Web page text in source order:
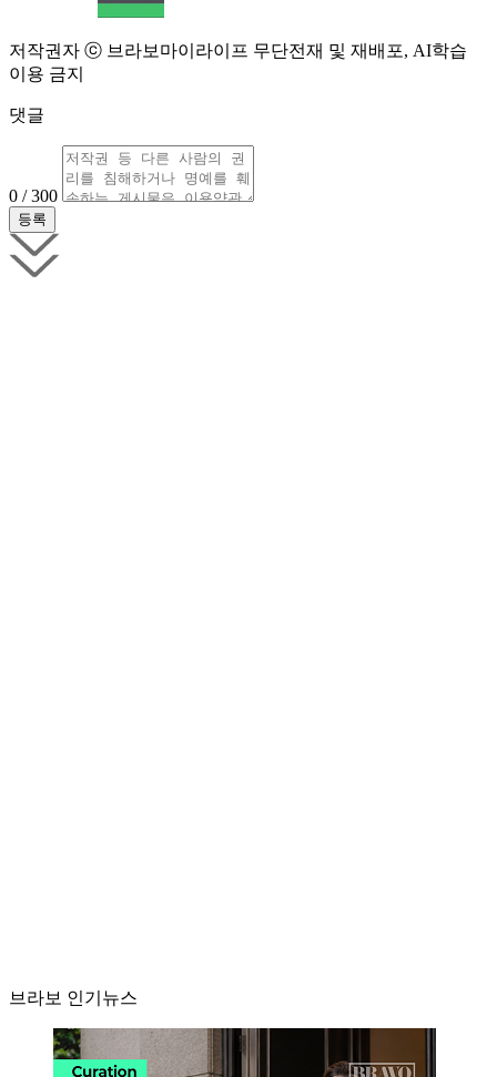
저작권자 ⓒ 브라보마이라이프 무단전재 및 재배포, AI학습
이용 금지
댓글
0 / 300
브라보 인기뉴스